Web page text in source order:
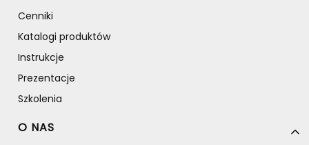
Cenniki
Katalogi produktów
Instrukcje
Prezentacje
Szkolenia
O NAS